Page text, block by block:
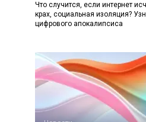
Что случится, если интернет
крах, социальная изоляция?
цифрового апокалипсиса